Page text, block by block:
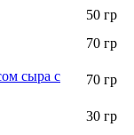
50 гр
70 гр
сыра с
70 гр
30 гр